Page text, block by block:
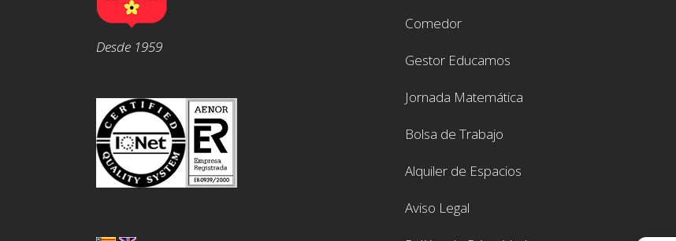
Desde 1959
Comedor
Gestor Educamos
Jornada Matemática
Bolsa de Trabajo
Alquiler de Espacios
Aviso Legal